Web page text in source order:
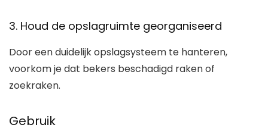
3. Houd de opslagruimte georganiseerd
Door een duidelijk opslagsysteem te hanteren,
voorkom je dat bekers beschadigd raken of
zoekraken.
Gebruik